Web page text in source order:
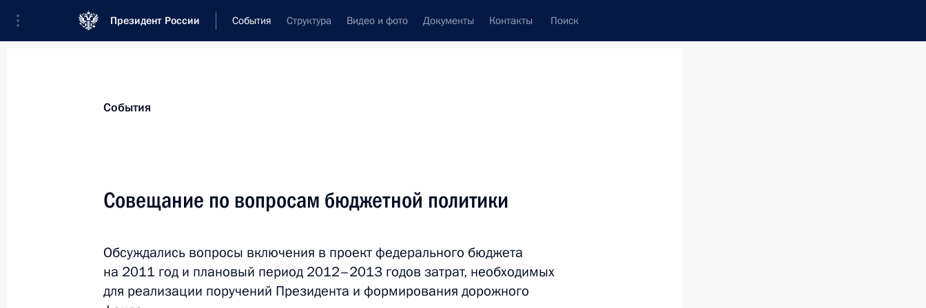
Президент России События Структура Видео и фото Документы Контакты Поиск
Новости
18 июня 2010 года, 10:20 Санкт-Петербург
События
Совещание по вопросам бюджетной политики
Обсуждались вопросы включения в проект федерального бюджета
на 2011 год и плановый период 2012–2013 годов затрат, необходимых
для реализации поручений Президента и формирования дорожного